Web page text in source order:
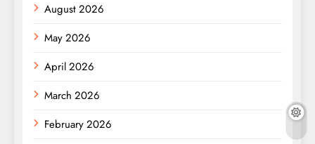
August 2026
May 2026
April 2026
March 2026
February 2026